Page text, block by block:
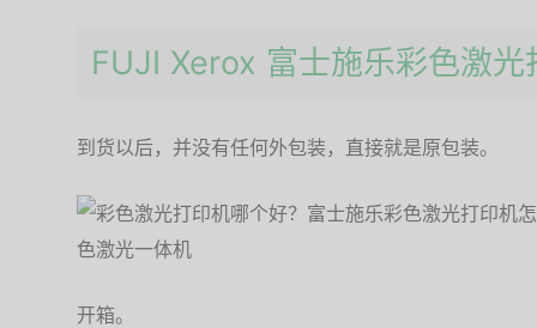
FUJI Xerox 富士施乐彩色激光
到货以后，并没有任何外包装，直接就是原包装。
开箱。